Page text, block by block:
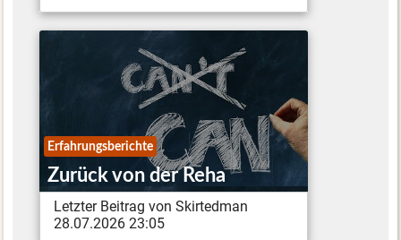
Erfahrungsberichte
Zurück von der Reha
Letzter Beitrag von Skirtedman
28.07.2026 23:05